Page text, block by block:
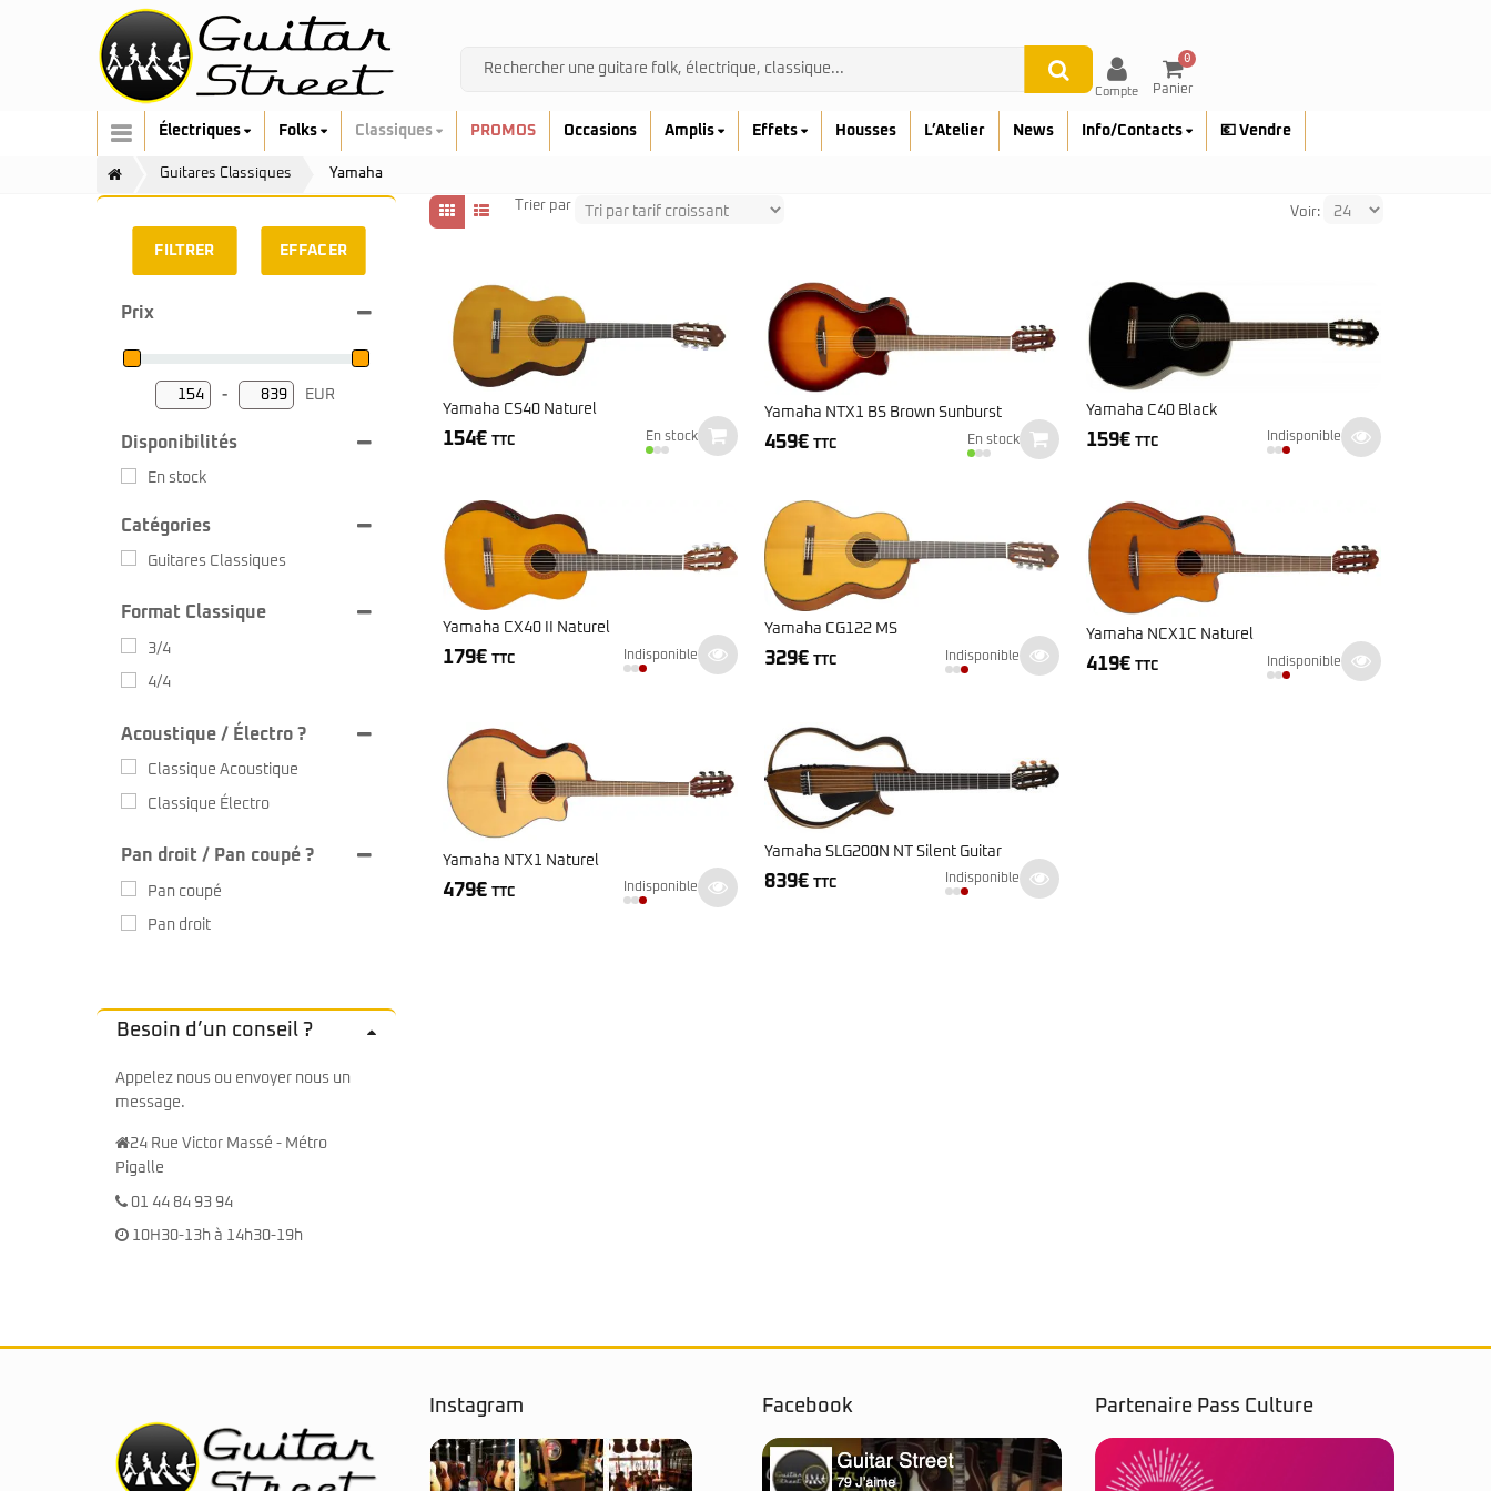
Compte
0
Panier
Fender
Music Man
Sandberg
Squier by Fender
Sterling by Music Man
Art & Lutherie
Cort
Gretsch
Lag
Yamaha
Électriques Folks Classiques PROMOS Occasions Amplis Effets Housses L’Atelier News Info/Contacts 💶 Vendre
Guitares Classiques Yamaha
Trier par Voir:
Yamaha CS40 Naturel
154€ TTC En stock
Yamaha NTX1 BS Brown Sunburst
459€ TTC En stock
Yamaha C40 Black
159€ TTC Indisponible
Yamaha CX40 II Naturel
179€ TTC Indisponible
Yamaha CG122 MS
329€ TTC Indisponible
Yamaha NCX1C Naturel
419€ TTC Indisponible
Yamaha NTX1 Naturel
479€ TTC Indisponible
Yamaha SLG200N NT Silent Guitar
839€ TTC Indisponible
FILTRER EFFACER
Prix
Minimum Price
-
Maximum Price
EUR
Disponibilités
En stock
Catégories
Guitares Classiques
Format Classique
3/4
4/4
Acoustique / Électro ?
Classique Acoustique
Classique Électro
Pan droit / Pan coupé ?
Pan coupé
Pan droit
Besoin d’un conseil ?
Appelez nous ou envoyer nous un
message.
24 Rue Victor Massé - Métro
Pigalle
01 44 84 93 94
10H30-13h à 14h30-19h
Instagram Facebook Partenaire Pass Culture